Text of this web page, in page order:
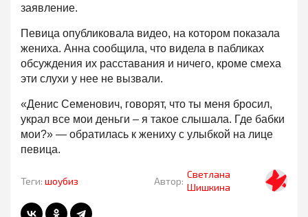
заявление.
Певица опубликовала видео, на котором показала
жениха. Анна сообщила, что видела в пабликах
обсуждения их расставания и ничего, кроме смеха
эти слухи у нее не вызвали.
«Денис Семенович, говорят, что ты меня бросил,
украл все мои деньги – я такое слышала. Где бабки
мои?» — обратилась к жениху с улыбкой на лице
певица.
Теги: шоубиз Автор:
Светлана
Шишкина